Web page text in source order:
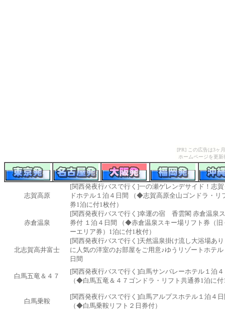
[PR] この広告は3ヶ
ホームページを更
志賀高原
[関西発夜行バスで行く]一の瀬ゲレンデサイド！志
ドホテル１泊４日間 （◆志賀高原全山ゴンドラ・リ
券1泊に付1枚付）
赤倉温泉
[関西発夜行バスで行く]幸運の宿 香雲閣 赤倉温泉
券付 １泊４日間 （◆赤倉温泉スキー場リフト券（旧
ーエリア券）1泊に付1枚付）
北志賀高井富士
[関西発夜行バスで行く]天然温泉掛け流し大浴場あ
に人気の洋室のお部屋をご用意♪ゆうリゾートホテ
日間
白馬五竜＆４７
[関西発夜行バスで行く]白馬サンバレーホテル１泊
（◆白馬五竜＆４７ゴンドラ・リフト共通券1泊に
白馬乗鞍
[関西発夜行バスで行く]白馬アルプスホテル１泊４
（◆白馬乗鞍リフト２日券付）